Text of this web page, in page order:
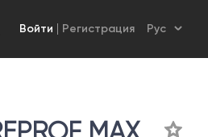
Войти Регистрация